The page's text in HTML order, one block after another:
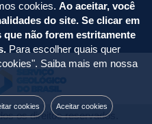
os direitos reservados.
cookies. Ao aceitar, você
do site. Se clicar em
não forem estritamente
Para escolher quais quer
Saiba mais em nossa
cookies Aceitar cookies